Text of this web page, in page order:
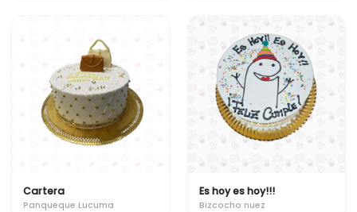
Cartera
Panqueque Lucuma
Es hoy es hoy!!!
Bizcocho nuez